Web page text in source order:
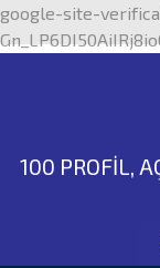
google-site-
100 PROFİL,